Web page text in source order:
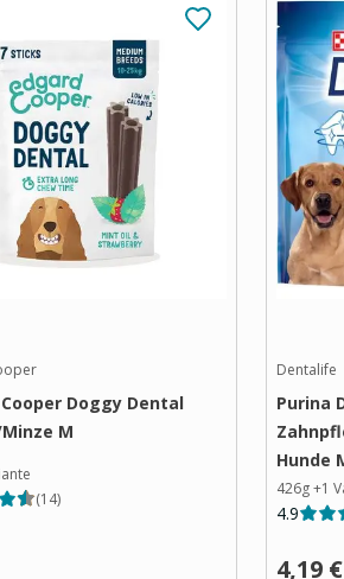
Doggy Dental
M
(14)
Dentalife
Purina
Hunde
426g+1
4.9
4,19 €